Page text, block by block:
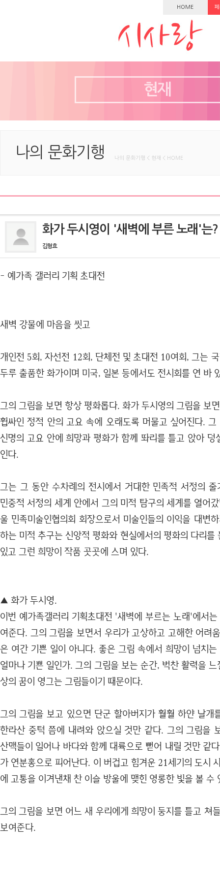
HOME
현재
나의 문화기행 나의 문화기행 < 현재 < HOME
화가 두시영이 '새벽에 부른 노래'는?
김형효
- 예가족 갤러리 기획 초대전
새벽 강물에 마음을 씻고
개인전 5회, 자선전 12회, 단체전 및 초대전 10여회, 그는
두루 출품한 화가이며 미국, 일본 등에서도 전시회를 연 바
그의 그림을 보면 항상 평화롭다. 화가 두시영의 그림을 보
휩싸인 정적 안의 고요 속에 오래도록 머물고 싶어진다.
신명의 고요 안에 희망과 평화가 함께 똬리를 틀고 앉아 덩
인다.
그는 그 동안 수차례의 전시에서 거대한 민족적 서정의 줄
민중적 서정의 세계 안에서 그의 미적 탐구의 세계를 열어
울 민족미술인협의회 회장으로서 미술인들의 이익을 대변
하는 미적 추구는 신앙적 평화와 현실에서의 평화의 다리
있고 그런 희망이 작품 곳곳에 스며 있다.
▲ 화가 두시영.
이번 예가족갤러리 기획초대전 '새벽에 부르는 노래'에서
여준다. 그의 그림을 보면서 우리가 고상하고 고해한 어려
은 여간 기쁜 일이 아니다. 좋은 그림 속에서 희망이 넘치
얼마나 기쁜 일인가. 그의 그림을 보는 순간, 벅찬 활력을
상의 꿈이 영그는 그림들이기 때문이다.
그의 그림을 보고 있으면 단군 할아버지가 훨훨 하얀 날개
한라산 중턱 쯤에 내려와 앉으실 것만 같다. 그의 그림을
산맥들이 일어나 바다와 함께 대륙으로 뻗어 내릴 것만 같
가 연분홍으로 피어난다. 이 버겁고 힘겨운 21세기의 도시
에 고통을 이겨낸채 찬 이슬 방울에 맺힌 영롱한 빛을 볼 수
그의 그림을 보면 어느 새 우리에게 희망이 둥지를 틀고 쳐
보여준다.